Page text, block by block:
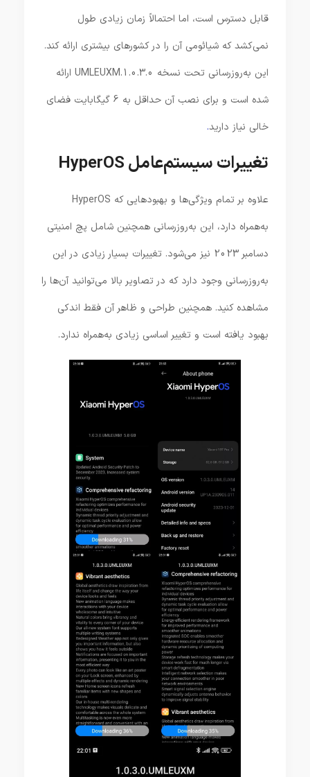
قابل دسترس است، اما احتمالاً زمان زیادی طول
نمی‌کشد که شیائومی آن را در کشورهای بیشتری ارائه کند.
این به‌روزرسانی تحت نسخه 1.0.3.0.UMLEUXM ارائه
شده است و برای نصب آن حداقل به 6 گیگابایت فضای
خالی نیاز دارید.
تغییرات سیستم‌عامل HyperOS
علاوه بر تمام ویژگی‌ها و بهبودهایی که HyperOS
به‌همراه دارد، این به‌روزرسانی همچنین شامل پچ امنیتی
دسامبر 2023 نیز می‌شود. تغییرات بسیار زیادی در این
به‌روزرسانی وجود دارد که در تصاویر بالا می‌توانید آن‌ها را
مشاهده کنید. همچنین طراحی و ظاهر آن فقط اندکی
بهبود یافته است و تغییر اساسی زیادی به‌همراه ندارد.